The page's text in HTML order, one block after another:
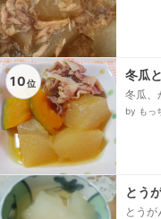
10位
冬瓜
冬瓜、
素、酒
by もっ
とう
とう